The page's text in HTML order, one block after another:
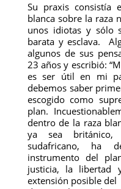
Su praxis consistía
blanca sobre la raza
unos idiotas y sólo
barata y esclava.
algunos de sus
23 años y escribió:
es ser útil en mi
debemos saber
escogido como
plan.
dentro de la raza
ya sea británico,
sudafricano, ha
instrumento del
justicia, la
extensión posible